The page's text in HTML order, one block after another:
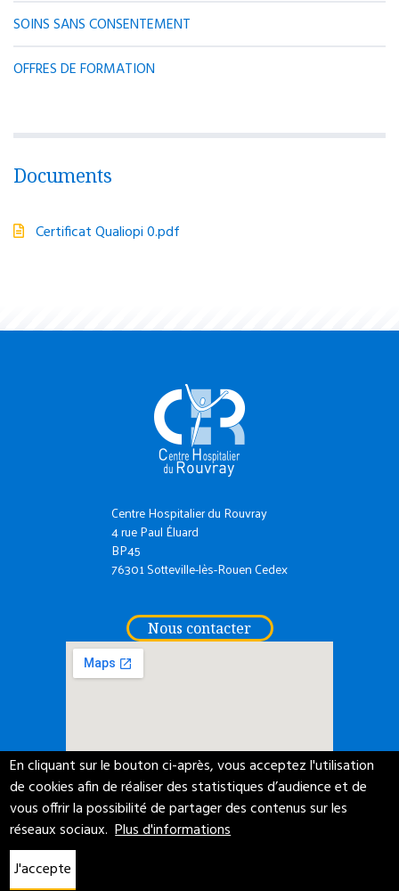
SOINS SANS CONSENTEMENT
OFFRES DE FORMATION
Documents
Certificat Qualiopi 0.pdf
Centre Hospitalier du Rouvray
4 rue Paul Éluard
BP45
76301 Sotteville-lès-Rouen Cedex
Nous contacter
ACCESSIBILITÉ NUMÉRIQUE
PROTECTION DE VOS DONNÉES
ACCÈS MESSAGERIE
CGU CRÉDITS
MENTIONS LÉGALES
PLAN DU SITE
En cliquant sur le bouton ci-après, vous acceptez l'utilisation
de cookies afin de réaliser des statistiques d’audience et de
vous offrir la possibilité de partager des contenus sur les
réseaux sociaux. Plus d'informations
J'accepte